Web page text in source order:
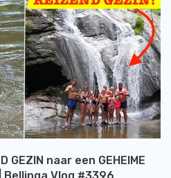
GEZIN naar een GEHEIME
Bellinga Vlog #3396